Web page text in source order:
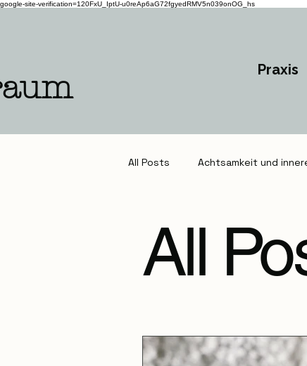
google-site-verification=120FxU_IptU-u0reAp6aG72fgyedRMV5n039onOG_hs
Praxis
All Posts Achtsamkeit und
All